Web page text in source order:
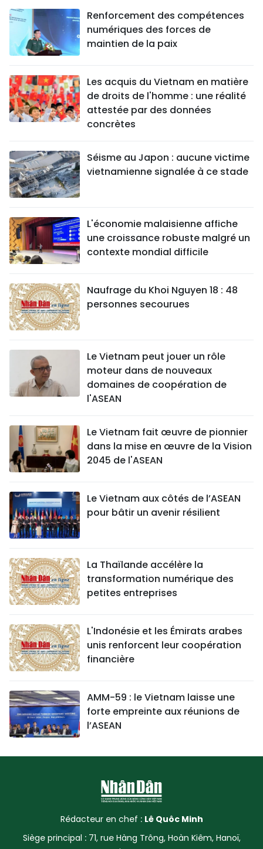
Renforcement des compétences
numériques des forces de
maintien de la paix
Les acquis du Vietnam en matière
de droits de l'homme : une réalité
attestée par des données
concrètes
Séisme au Japon : aucune victime
vietnamienne signalée à ce stade
L'économie malaisienne affiche
une croissance robuste malgré un
contexte mondial difficile
Naufrage du Khoi Nguyen 18 : 48
personnes secourues
Le Vietnam peut jouer un rôle
moteur dans de nouveaux
domaines de coopération de
l'ASEAN
Le Vietnam fait œuvre de pionnier
dans la mise en œuvre de la Vision
2045 de l'ASEAN
Le Vietnam aux côtés de l’ASEAN
pour bâtir un avenir résilient
La Thaïlande accélère la
transformation numérique des
petites entreprises
L'Indonésie et les Émirats arabes
unis renforcent leur coopération
financière
AMM-59 : le Vietnam laisse une
forte empreinte aux réunions de
l’ASEAN
Rédacteur en chef : Lê Quôc Minh
Siège principal : 71, rue Hàng Trông, Hoàn Kiêm, Hanoï,